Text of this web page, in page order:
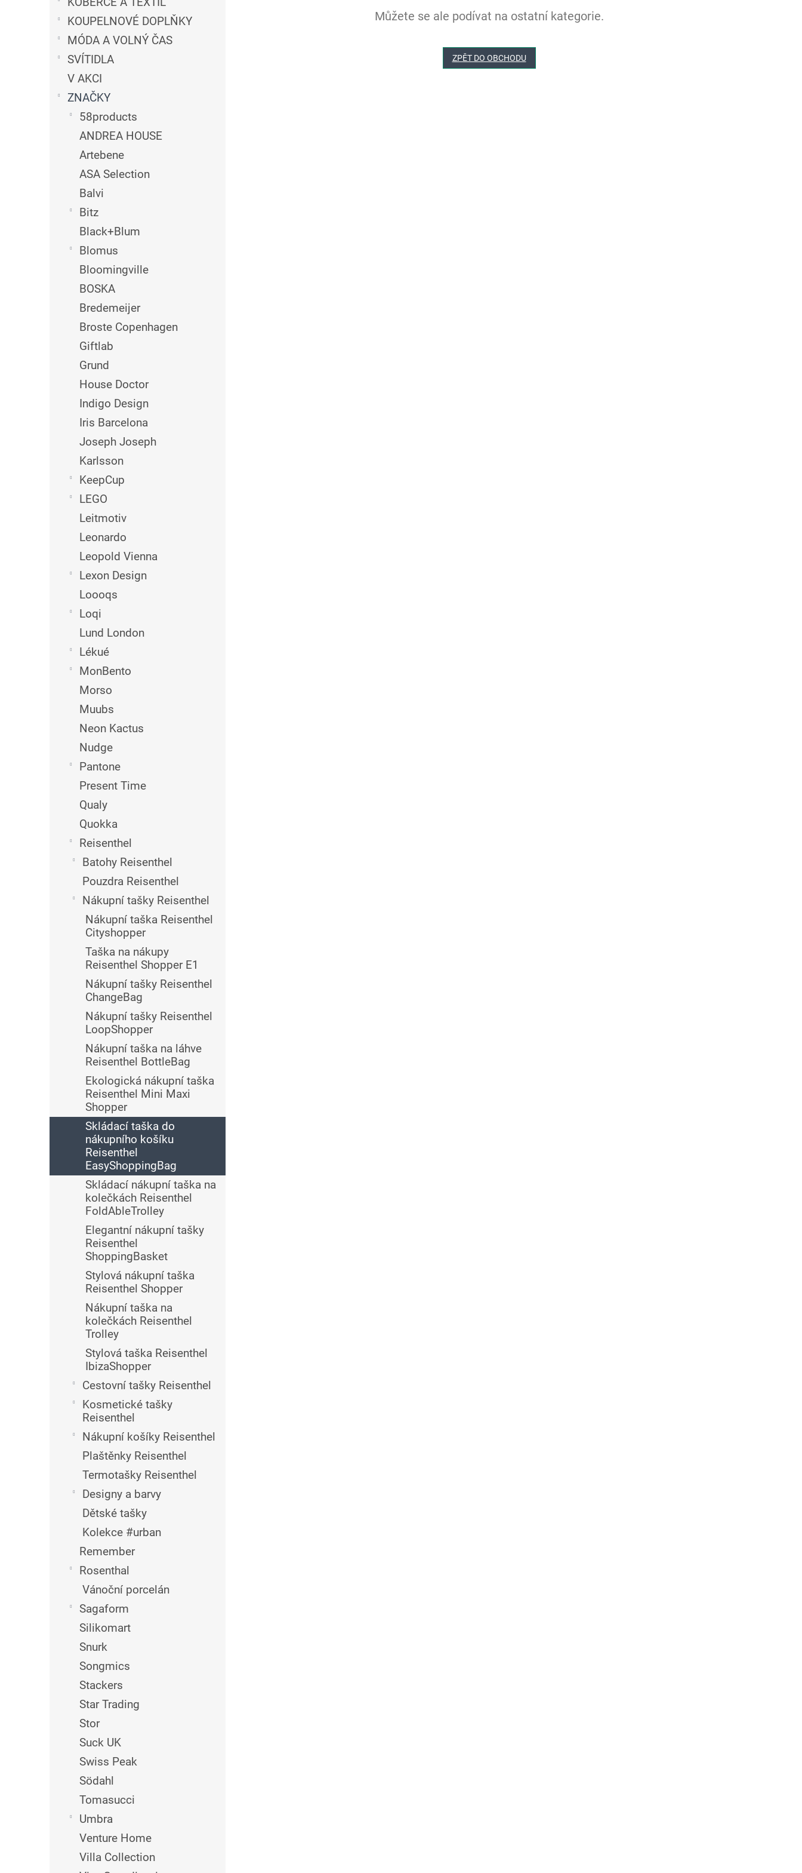
KOUPELNOVÉ DOPLŇKY
MÓDA A VOLNÝ ČAS
SVÍTIDLA
V AKCI
ZNAČKY
58products
ANDREA HOUSE
Artebene
ASA Selection
Balvi
Bitz
Black+Blum
Blomus
Bloomingville
BOSKA
Bredemeijer
Broste Copenhagen
Giftlab
Grund
House Doctor
Indigo Design
Iris Barcelona
Joseph Joseph
Karlsson
KeepCup
LEGO
Leitmotiv
Leonardo
Leopold Vienna
Lexon Design
Loooqs
Loqi
Lund London
Lékué
MonBento
Morso
Muubs
Neon Kactus
Nudge
Pantone
Present Time
Qualy
Quokka
Reisenthel
Batohy Reisenthel
Pouzdra Reisenthel
Nákupní tašky Reisenthel
Nákupní taška Reisenthel
Cityshopper
Taška na nákupy
Reisenthel Shopper E1
Nákupní tašky Reisenthel
ChangeBag
Nákupní tašky Reisenthel
LoopShopper
Nákupní taška na láhve
Reisenthel BottleBag
Ekologická nákupní taška
Reisenthel Mini Maxi
Shopper
Skládací taška do
nákupního košíku
Reisenthel
EasyShoppingBag
Skládací nákupní taška na
kolečkách Reisenthel
FoldAbleTrolley
Elegantní nákupní tašky
Reisenthel
ShoppingBasket
Stylová nákupní taška
Reisenthel Shopper
Nákupní taška na
kolečkách Reisenthel
Trolley
Stylová taška Reisenthel
IbizaShopper
Cestovní tašky Reisenthel
Kosmetické tašky
Reisenthel
Nákupní košíky Reisenthel
Plaštěnky Reisenthel
Termotašky Reisenthel
Designy a barvy
Dětské tašky
Kolekce #urban
Remember
Rosenthal
Vánoční porcelán
Sagaform
Silikomart
Snurk
Songmics
Stackers
Star Trading
Stor
Suck UK
Swiss Peak
Södahl
Tomasucci
Umbra
Venture Home
Villa Collection
Můžete se ale podívat na ostatní kategorie.
ZPĚT DO OBCHODU